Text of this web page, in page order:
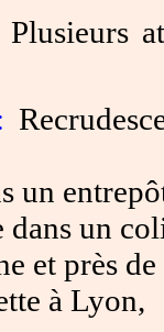
Plusieurs
un
un
et près
à Lyon,